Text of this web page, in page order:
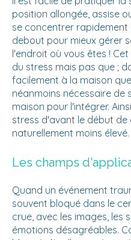
position allongée, assise
se concentrer rapidement
debout pour mieux gérer
l'endroit où vous êtes !
du stress mais pas que ;
facilement à la maison
néanmoins nécessaire de
maison pour l'intégrer.
stress d'avant le début
naturellement moins élevé.
Les champs
Quand un événement
souvent bloqué dans le
crue, avec les images, les
émotions désagréables.